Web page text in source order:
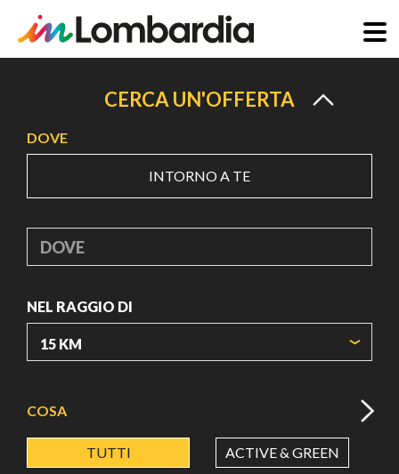
principale
CERCA UN'OFFERTA
DOVE
INTORNO A TE
DOVE
NEL RAGGIO DI
LATITUDINE
COSA
TUTTI ACTIVE & GREEN